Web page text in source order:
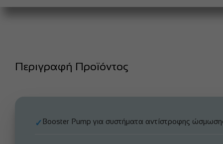
Περιγραφή Προϊόντος
✓ Booster Pump για συστήματα αντίστροφης